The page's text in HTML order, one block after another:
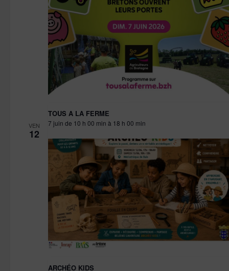
TOUS A LA FERME
7 juin de 10 h 00 min à 18 h 00 min
VEN
12
ARCHÉO KIDS